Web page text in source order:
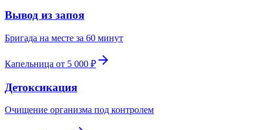
Вывод из запоя
Бригада на месте за 60 минут
Капельница от 5 000 ₽
Детоксикация
Очищение организма под контролем